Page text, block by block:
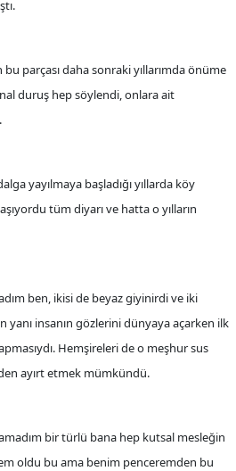
parçası daha sonraki yıllarımda önüme
duruş hep söylendi, onlara ait
yayılmaya başladığı yıllarda köy
tüm diyarı ve hatta o yılların
ben, ikisi de beyaz giyinirdi ve iki
yanı insanın gözlerini dünyaya açarken ilk
Hemşireleri de o meşhur sus
ayırt etmek mümkündü.
bir türlü bana hep kutsal mesleğin
oldu bu ama benim penceremden bu